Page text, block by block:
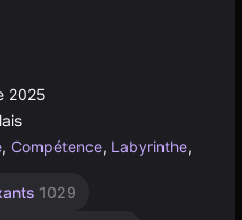
2025
, Compétence, Labyrinthe,
1029